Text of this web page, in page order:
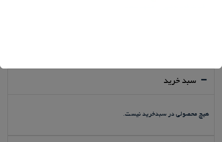
سبد خرید
هیچ محصولی در سبدخرید نیست.